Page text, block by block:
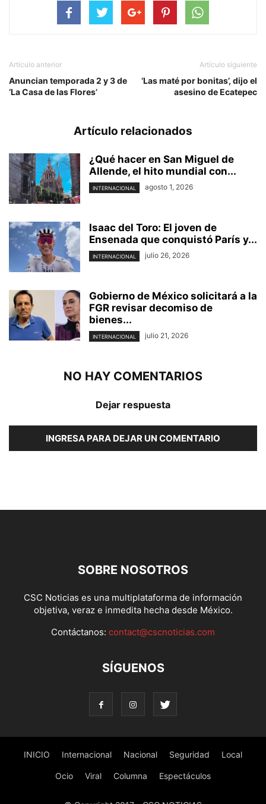
Artículo anterior
Anuncian temporada 2 y 3 de
‘La Casa de las Flores’
Artículo siguiente
‘Las maté por bonitas’, dijo el
asesino de Ecatepec
Artículo relacionados
¿Qué hacer en San Miguel de
Allende, el hito mundial con...
INTERNACIONAL agosto 1, 2026
Isaac del Toro: El joven de
Ensenada que conquistó París y...
INTERNACIONAL julio 26, 2026
Gobierno de México solicitará a la
FGR revisar decomiso de
bienes...
INTERNACIONAL julio 21, 2026
NO HAY COMENTARIOS
Dejar respuesta
INGRESA PARA DEJAR UN COMENTARIO
SOBRE NOSOTROS
CSC Noticias es una multiplataforma de información
objetiva, veraz e inmedita hecha desde México.
Contáctanos: contact@cscnoticias.com
SÍGUENOS
INICIO Internacional Nacional Seguridad Local
Ocio Viral Columna Espectáculos